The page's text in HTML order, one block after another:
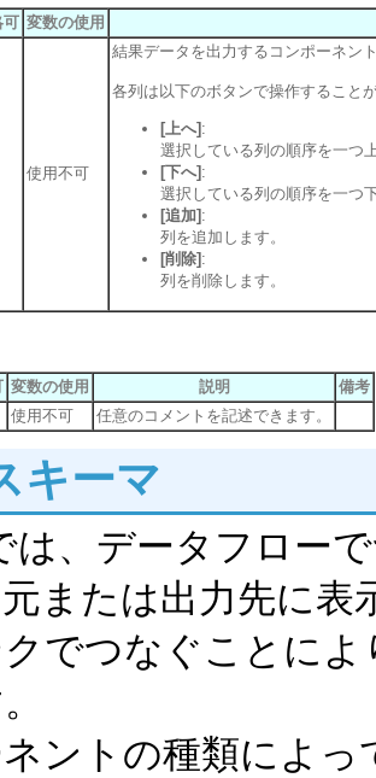
可 変数の使用
使用不可
結果データを出力するコンポーネン
各列は以下のボタンで操作すること
[上へ] :
選択している列の順序を一つ
[下へ] :
選択している列の順序を一つ
[追加] :
列を追加します。
[削除] :
列を削除します。
変数の使用 説明
備考
使用不可 任意のコメントを記述できます。
キーマ
は、データフロー
または出力先に
でつなぐことに
ントの種類によ